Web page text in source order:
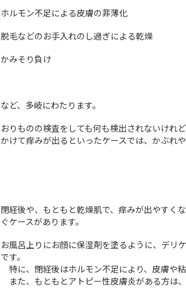
ホルモン不足による皮膚の菲薄化
脱毛などのお手入れのし過ぎによる乾燥
かみそり負け
など、多岐にわたります。
おりものの検査をしても何も検出されないけれ
かけて痒みが出るといったケースでは、かぶれ
閉経後や、もともと乾燥肌で、痒みが出やすく
ぐケースがあります。
お風呂上りにお顔に保湿剤を塗るように、デリ
です。
特に、閉経後はホルモン不足により、皮膚や
また、もともとアトピー性皮膚炎がある方は